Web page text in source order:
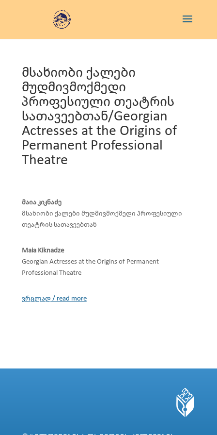
მსახიობი ქალები
მუდმივმოქმედი
პროფესიული თეატრის
სათავეებთან/Georgian
Actresses at the Origins of
Permanent Professional
Theatre
მაია კიკნაძე
მსახიობი ქალები მუდმივმოქმედი პროფესიული
თეატრის სათავეებთან
Maia Kiknadze
Georgian Actresses at the Origins of Permanent
Professional Theatre
ვრცლად / read more